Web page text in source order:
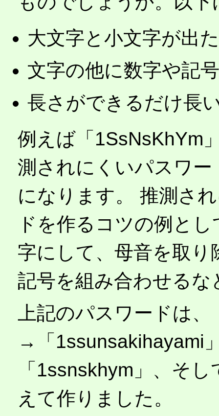
大文字と小文字が出
文字の他に数字や記
長さができるだけ長
例えば「1SsNsKhYm
測されにくいパスワ
になります。 推測さ
ドを作るコツの例と
字にして、母音を取
記号を組み合わせるな
上記のパスワードは
→「1ssunsakihayami
「1ssnskhym」、そ
えて作りました。